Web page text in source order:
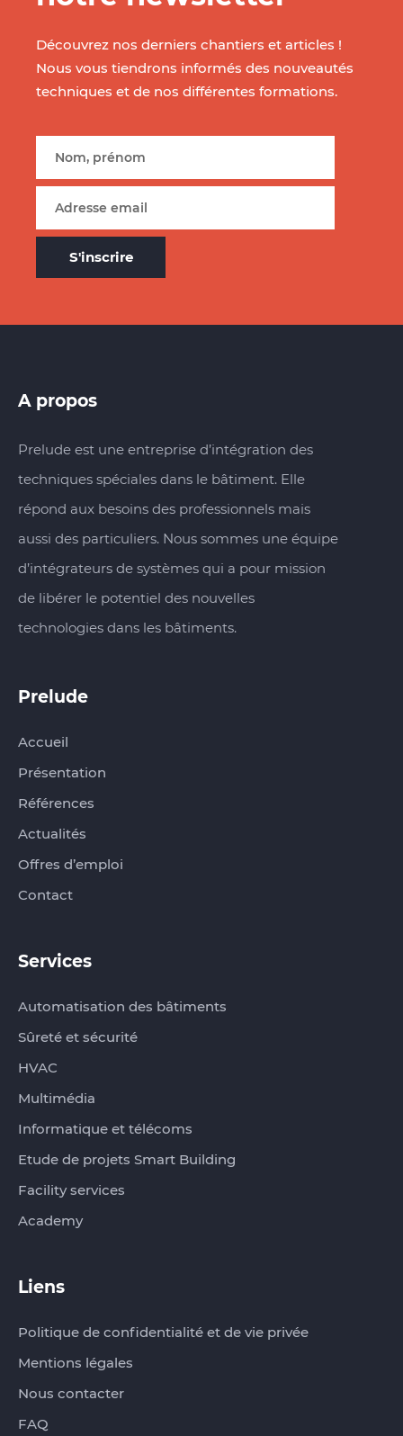
Découvrez nos derniers chantiers et articles !
Nous vous tiendrons informés des nouveautés
techniques et de nos différentes formations.
A propos
Prelude est une entreprise d’intégration des
techniques spéciales dans le bâtiment. Elle
répond aux besoins des professionnels mais
aussi des particuliers. Nous sommes une équipe
d’intégrateurs de systèmes qui a pour mission
de libérer le potentiel des nouvelles
technologies dans les bâtiments.
Prelude
Accueil
Présentation
Références
Actualités
Offres d’emploi
Contact
Services
Automatisation des bâtiments
Sûreté et sécurité
HVAC
Multimédia
Informatique et télécoms
Etude de projets Smart Building
Facility services
Academy
Liens
Politique de confidentialité et de vie privée
Mentions légales
Nous contacter
FAQ